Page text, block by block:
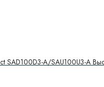
SAD100D3-A/SAU100U3-A